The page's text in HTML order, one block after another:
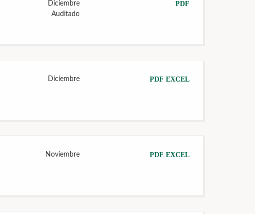
Diciembre
Auditado
PDF
Diciembre PDF EXCEL
Noviembre PDF EXCEL